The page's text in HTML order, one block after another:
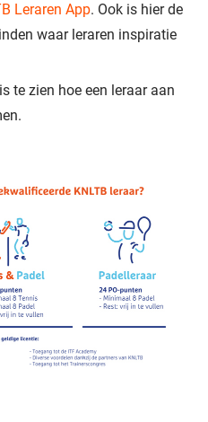
Leraren App. Ook is hier de
waar leraren inspiratie
te zien hoe een leraar aan